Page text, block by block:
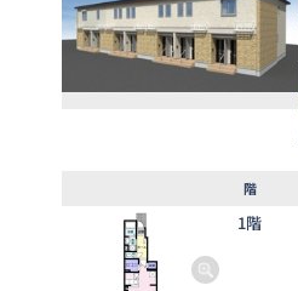
階
1階